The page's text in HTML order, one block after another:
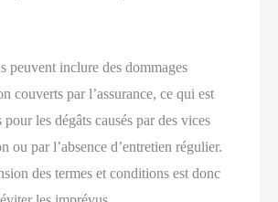
peuvent inclure des dommages
couverts par l’assurance, ce qui est
pour les dégâts causés par des vices
ou par l’absence d’entretien régulier.
des termes et conditions est donc